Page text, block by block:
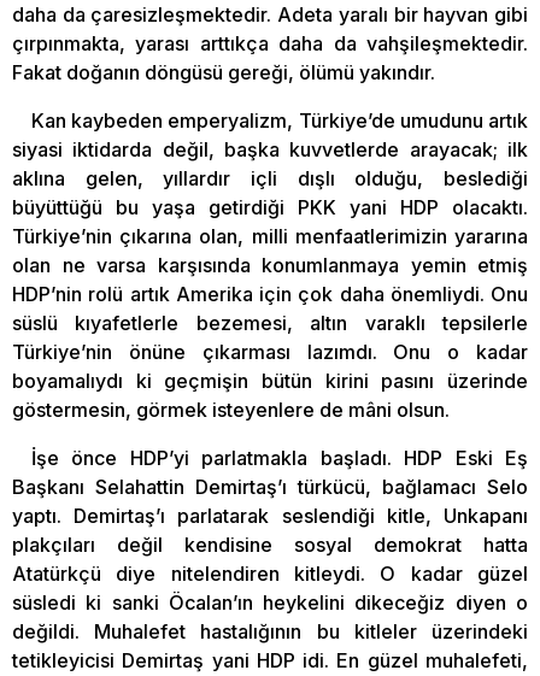
daha da çaresizleşmektedir. Adeta yaralı bir hayvan gibi
çırpınmakta, yarası arttıkça daha da vahşileşmektedir.
Fakat doğanın döngüsü gereği, ölümü yakındır.
Kan kaybeden emperyalizm, Türkiye’de umudunu artık
siyasi iktidarda değil, başka kuvvetlerde arayacak; ilk
aklına gelen, yıllardır içli dışlı olduğu, beslediği
büyüttüğü bu yaşa getirdiği PKK yani HDP olacaktı.
Türkiye’nin çıkarına olan, milli menfaatlerimizin yararına
olan ne varsa karşısında konumlanmaya yemin etmiş
HDP’nin rolü artık Amerika için çok daha önemliydi. Onu
süslü kıyafetlerle bezemesi, altın varaklı tepsilerle
Türkiye’nin önüne çıkarması lazımdı. Onu o kadar
boyamalıydı ki geçmişin bütün kirini pasını üzerinde
göstermesin, görmek isteyenlere de mâni olsun.
İşe önce HDP’yi parlatmakla başladı. HDP Eski Eş
Başkanı Selahattin Demirtaş’ı türkücü, bağlamacı Selo
yaptı. Demirtaş’ı parlatarak seslendiği kitle, Unkapanı
plakçıları değil kendisine sosyal demokrat hatta
Atatürkçü diye nitelendiren kitleydi. O kadar güzel
süsledi ki sanki Öcalan’ın heykelini dikeceğiz diyen o
değildi. Muhalefet hastalığının bu kitleler üzerindeki
tetikleyicisi Demirtaş yani HDP idi. En güzel muhalefeti,